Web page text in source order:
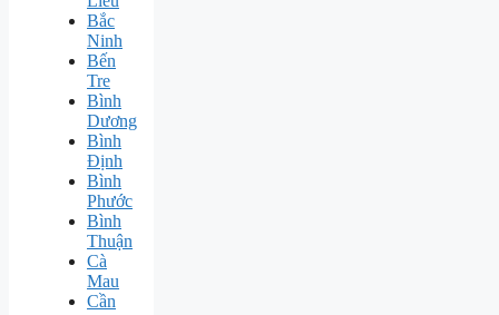
Bắc
Ninh
Bến
Tre
Bình
Dương
Bình
Định
Bình
Phước
Bình
Thuận
Cà
Mau
Cần